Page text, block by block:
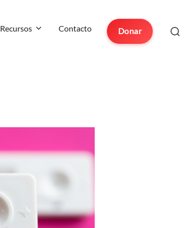
Recursos Contacto Donar
Buscar: